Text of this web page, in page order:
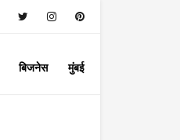
बिजनेस मुंबई